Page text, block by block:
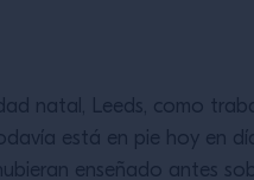
natal, Leeds, como
está en pie hoy en
enseñado antes